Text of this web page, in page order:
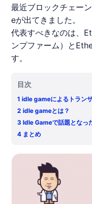
最近ブロックチェー
eが出てきました。
代表すべきなのは、
ンプファーム）と
す。
目次
1idle gameによるトラン
2idle gameとは？
3Idle Gameで話題とな
4 まとめ